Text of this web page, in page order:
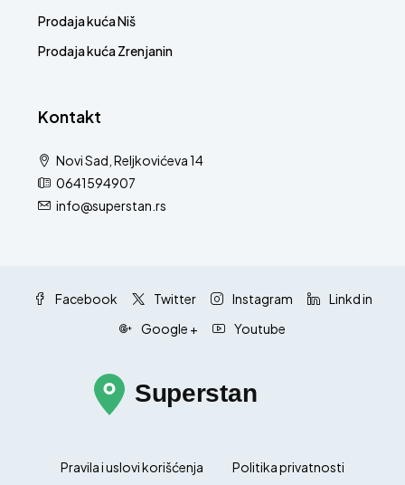
Prodaja kuća Niš
Prodaja kuća Zrenjanin
Kontakt
Novi Sad, Reljkovićeva 14
0641594907
info@superstan.rs
Facebook Twitter Instagram
Linkd in
Google +
Youtube
Pravila i uslovi korišćenja Politika privatnosti